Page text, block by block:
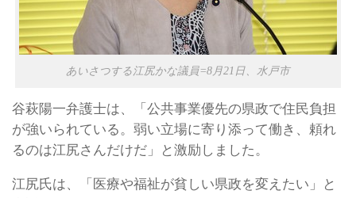
あいさつする江尻かな議員=8月21日、水戸市
谷萩陽一弁護士は、「公共事業優先の県政で住民負担
が強いられている。弱い立場に寄り添って働き、頼れ
るのは江尻さんだけだ」と激励しました。
江尻氏は、「医療や福祉が貧しい県政を変えたい」と